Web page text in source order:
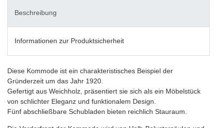
Beschreibung
Informationen zur Produktsicherheit
Diese Kommode ist ein charakteristisches Beispiel der
Gründerzeit um das Jahr 1920.
Gefertigt aus Weichholz, präsentiert sie sich als ein Möbelstück
von schlichter Eleganz und funktionalem Design.
Fünf abschließbare Schubladen bieten reichlich Stauraum.